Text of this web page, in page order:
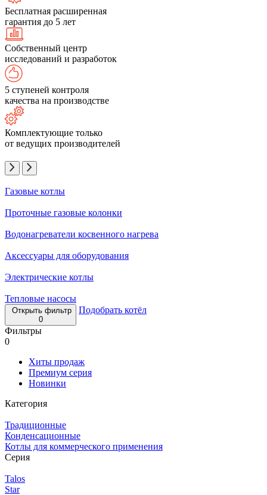
Бесплатная расширенная
гарантия до 5 лет
Собственный центр
исследований и разработок
5 ступеней контроля
качества на производстве
Комплектующие только
от ведущих производителей
Газовые котлы
Проточные газовые колонки
Водонагреватели косвенного нагрева
Аксессуары для оборудования
Электрические котлы
Тепловые насосы
Открыть фильтр
0
Подобрать котёл
Фильтры
0
Хиты продаж
Премиум серия
Новинки
Категория
Традиционные
Конденсационные
Котлы для коммерческого применения
Серия
Talos
Star